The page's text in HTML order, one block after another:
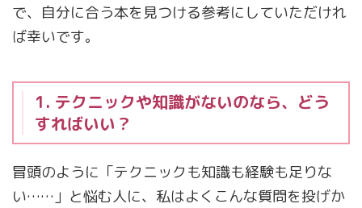
で、自分に合う本を見つける参考にしていただけれ
ば幸いです。
1. テクニックや知識がないのなら、どう
すればいい？
冒頭のように「テクニックも知識も経験も足りな
い……」と悩む人に、私はよくこんな質問を投げか